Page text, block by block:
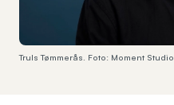
Truls Tømmerås. Foto: Moment Studio.